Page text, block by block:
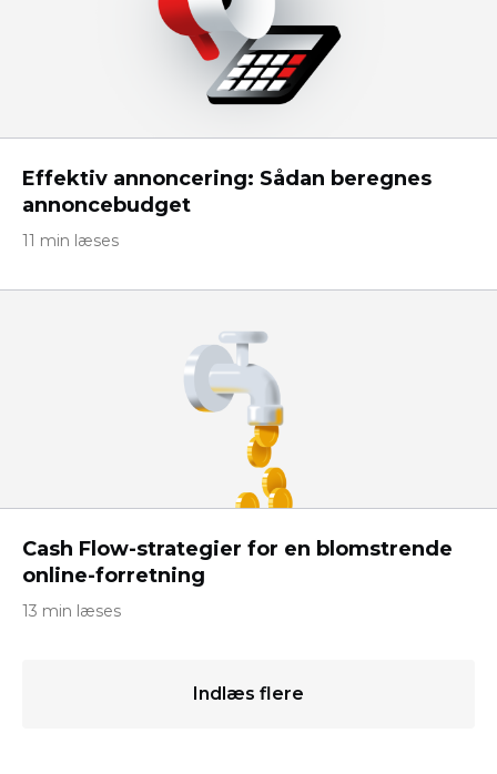
Effektiv annoncering: Sådan beregnes
annoncebudget
11 min læses
Cash Flow-strategier for en blomstrende
online-forretning
13 min læses
Indlæs flere